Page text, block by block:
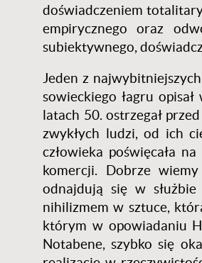
doświadczeniem
empirycznego oraz
subiektywnego,
Jeden z
sowieckiego łagru opisał
latach 50. ostrzegał
zwykłych ludzi, od ich
człowieka poświęcała
komercji. Dobrze
odnajdują się w
nihilizmem w sztuce,
którym w opowiadaniu
Notabene, szybko się